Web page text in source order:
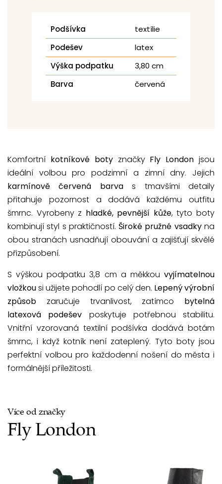
Podšívka
textílie
Podešev
latex
Výška podpatku
3,80 cm
Barva
červená
Komfortní kotníkové botyznačky Fly London jsou
ideální volbou pro podzimní a zimní dny. Jejich
karmínově červená barvas tmavšími detaily
přitahuje pozornost a dodává každému outfitu
šmrnc. Vyrobeny z hladké, pevnější kůže, tyto boty
kombinují styl s praktičností. Široké pružné vsadkyna
obou stranách usnadňují obouvání a zajišťují skvělé
přizpůsobení.
S výškou podpatku 3,8 cm a měkkou vyjímatelnou
vložkousi užijete pohodlí po celý den. Lepený výrobní
způsob zaručuje trvanlivost, zatímco bytelná
latexová podešev poskytuje potřebnou stabilitu.
Vnitřní vzorovaná textilní podšívka dodává botám
šmrnc, i když kotník není zateplený. Tyto boty jsou
perfektní volbou pro každodenní nošení do města i
formálnější příležitosti.
Více od značky
Fly London